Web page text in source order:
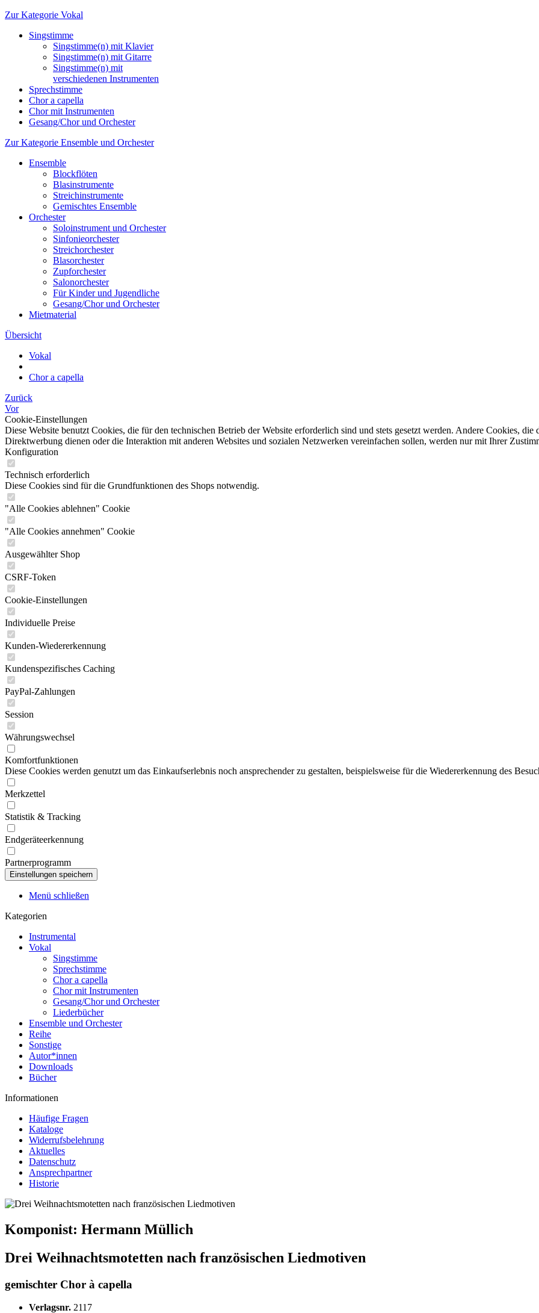
Zur Kategorie Vokal
Singstimme
Singstimme(n) mit Klavier
Singstimme(n) mit Gitarre
Singstimme(n) mit
verschiedenen Instrumenten
Sprechstimme
Chor a capella
Chor mit Instrumenten
Gesang/Chor und Orchester
Zur Kategorie Ensemble und Orchester
Ensemble
Blockflöten
Blasinstrumente
Streichinstrumente
Gemischtes Ensemble
Orchester
Soloinstrument und Orchester
Sinfonieorchester
Streichorchester
Blasorchester
Zupforchester
Salonorchester
Für Kinder und Jugendliche
Gesang/Chor und Orchester
Mietmaterial
Übersicht
Vokal
Chor a capella
Zurück
Vor
Cookie-Einstellungen
Diese Website benutzt Cookies, die für den technischen Betrieb der Website erforderlich sind und stets gesetzt werden. Andere Cookies,
Direktwerbung dienen oder die Interaktion mit anderen Websites und sozialen Netzwerken vereinfachen sollen, werden nur mit Ihrer
Konfiguration
Technisch erforderlich
Diese Cookies sind für die Grundfunktionen des Shops notwendig.
"Alle Cookies ablehnen" Cookie
"Alle Cookies annehmen" Cookie
Ausgewählter Shop
CSRF-Token
Cookie-Einstellungen
Individuelle Preise
Kunden-Wiedererkennung
Kundenspezifisches Caching
PayPal-Zahlungen
Session
Währungswechsel
Komfortfunktionen
Diese Cookies werden genutzt um das Einkaufserlebnis noch ansprechender zu gestalten, beispielsweise für die Wiedererkennung des
Merkzettel
Statistik & Tracking
Endgeräteerkennung
Partnerprogramm
Menü schließen
Kategorien
Instrumental
Vokal
Singstimme
Sprechstimme
Chor a capella
Chor mit Instrumenten
Gesang/Chor und Orchester
Liederbücher
Ensemble und Orchester
Reihe
Sonstige
Autor*innen
Downloads
Bücher
Informationen
Häufige Fragen
Kataloge
Widerrufsbelehrung
Aktuelles
Datenschutz
Ansprechpartner
Historie
Komponist: Hermann Müllich
Drei Weihnachtsmotetten nach französischen Liedmotiven
gemischter Chor à capella
Verlagsnr. 2117